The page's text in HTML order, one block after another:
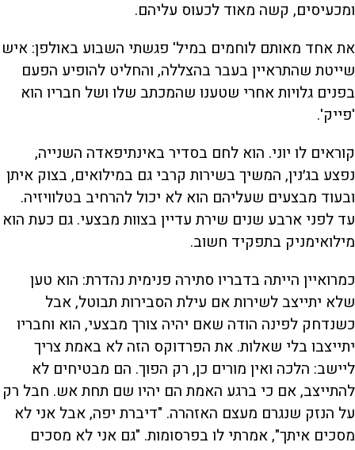
ומכעיסים, קשה מאוד לכעוס עליהם.
את אחד מאותם לוחמים במיל' פגשתי השבוע באולפן: איש
שייטת שהתראיין בעבר בהצללה, והחליט להופיע הפעם
בפנים גלויות אחרי שטענו שהמכתב שלו ושל חבריו הוא
'פייק'.
קוראים לו יוני. הוא לחם בסדיר באינתיפאדה השנייה,
נפצע בג׳נין, המשיך בשירות קרבי גם במילואים, בצוק איתן
ובעוד מבצעים שעליהם הוא לא יכול להרחיב בטלוויזיה.
עד לפני ארבע שנים שירת עדיין בצוות מבצעי. גם כעת הוא
מילואימניק בתפקיד חשוב.
כמרואיין הייתה בדבריו סתירה פנימית נהדרת: הוא טען
שלא יתייצב לשירות אם עילת הסבירות תבוטל, אבל
כשנדחק לפינה הודה שאם יהיה צורך מבצעי, הוא וחבריו
יתייצבו בלי שאלות. את הפרדוקס הזה לא באמת צריך
ליישב: הלכה ואין מורים כן, רק הפוך. הם מבטיחים לא
להתייצב, אם כי ברגע האמת הם יהיו שם תחת אש. חבל רק
על הנזק שנגרם מעצם האזהרה. "דיברת יפה, אבל אני לא
מסכים איתך", אמרתי לו בפרסומות. "גם אני לא מסכים